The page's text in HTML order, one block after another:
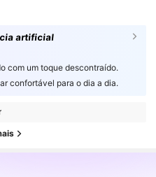
artificial
com um toque descontraído.
confortável para o dia a dia.